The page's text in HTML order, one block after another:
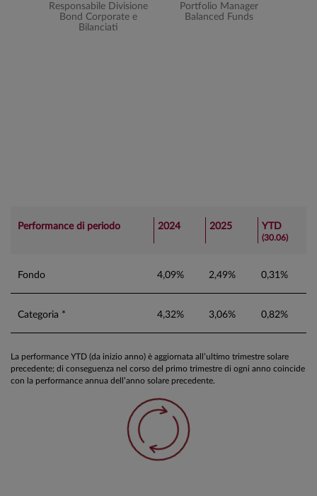
Responsabile Divisione
Bond Corporate e
Bilanciati
Portfolio Manager
Balanced Funds
Performance di periodo 2024 2025 YTD
(30.06)
Fondo 4,09% 2,49% 0,31%
Categoria * 4,32% 3,06% 0,82%
La performance YTD (da inizio anno) è aggiornata all’ultimo trimestre solare
precedente; di conseguenza nel corso del primo trimestre di ogni anno coincide
con la performance annua dell’anno solare precedente.